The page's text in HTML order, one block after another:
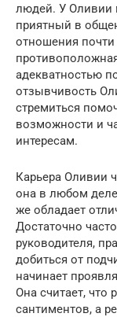
людей. У Оливии
приятный в
отношения
адекватностью
отзывчивость
стремиться
возможности и
интересам.
Карьера Оливии
она в любом
же обладает
Достаточно
руководителя,
добиться от
начинает
Она считает, что
сантиментов, а